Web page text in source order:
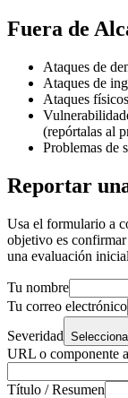
Fuera de
Ataques de
Ataques de
Ataques
(repórtalas al
Problemas de
Reportar
Usa el formulario a
objetivo es
una evaluación
Tu nombre
Tu correo electrónico
Severidad
URL o componente
Título / Resumen